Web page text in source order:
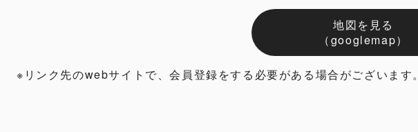
地図を見る
（googlemap）
※リンク先のwebサイトで、会員登録をする必要がある場合がございます。